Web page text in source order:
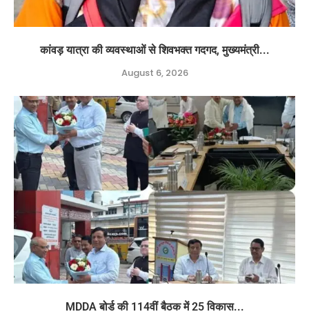
कांवड़ यात्रा की व्यवस्थाओं से शिवभक्त गदगद, मुख्यमंत्री...
August 6, 2026
MDDA बोर्ड की 114वीं बैठक में 25 विकास...